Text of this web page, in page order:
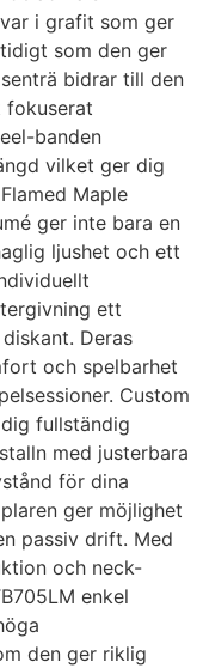
i grafit som ger
som den ger
bidrar till den
fokuserat
banden
vilket ger dig
Maple
ger inte bara en
ljushet och ett
ett
Deras
och spelbarhet
Custom
fullständig
med justerbara
för dina
ger möjlighet
passiv drift. Med
och neck-
enkel
den ger riklig